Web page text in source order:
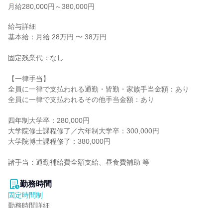
月給280,000円～380,000円
給与詳細
基本給：月給 28万円 〜 38万円
固定残業代：なし
【一律手当】
全員に一律で支払われる通勤・皆勤・家族手当金額：あり
全員に一律で支払われるその他手当金額：あり
四年制大学卒：280,000円
大学院修士課程修了／六年制大学卒：300,000円
大学院博士課程修了：380,000円
諸手当：通勤補給費全額支給、昼食費補助 等
勤務時間
固定時間制
勤務時間詳細